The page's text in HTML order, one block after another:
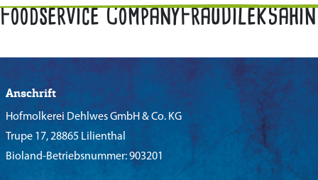
Foodservice CompanyFrauDilekSahin
Anschrift
Hofmolkerei Dehlwes GmbH & Co. KG
Trupe 17, 28865 Lilienthal
Bioland-Betriebsnummer: 903201